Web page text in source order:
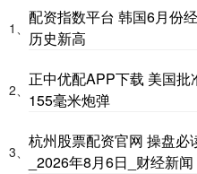
1、
配资指数平台 韩国6月份
历史新高
2、
正中优配APP下载 美国
155毫米炮弹
3、
杭州股票配资官网 操盘必
_2026年8月6日_财经新闻